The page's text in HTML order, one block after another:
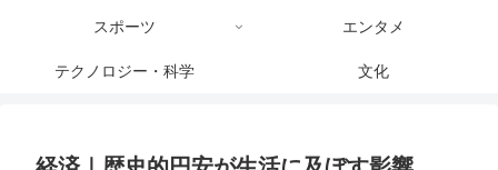
スポーツ エンタメ
テクノロジー・科学 文化